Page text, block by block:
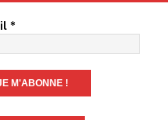
du monde
*